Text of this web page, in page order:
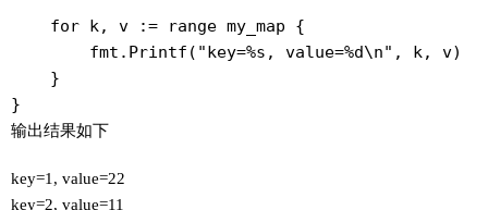
    for k, v := range my_map {
        fmt.Printf("key=%s, value=%d\n", k, v)
    }
}
输出结果如下
key=1, value=22
key=2, value=11